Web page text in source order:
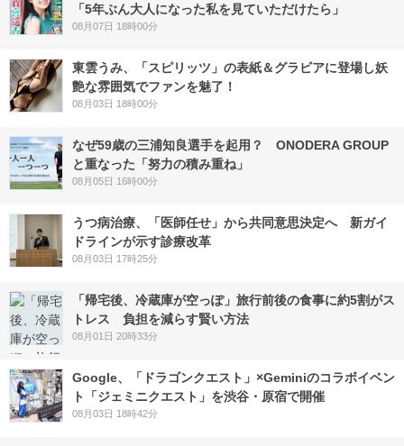
「5年ぶん大人になった私を見ていただけたら」
08月07日 18時00分
東雲うみ、「スピリッツ」の表紙＆グラビアに登場し妖
艶な雰囲気でファンを魅了！
08月03日 18時00分
なぜ59歳の三浦知良選手を起用？ ONODERA GROUP
と重なった「努力の積み重ね」
08月05日 16時00分
うつ病治療、「医師任せ」から共同意思決定へ 新ガイ
ドラインが示す診療改革
08月03日 17時25分
「帰宅後、冷蔵庫が空っぽ」旅行前後の食事に約5割がス
トレス 負担を減らす賢い方法
08月01日 20時33分
Google、「ドラゴンクエスト」×Geminiのコラボイベン
ト「ジェミニクエスト」を渋谷・原宿で開催
08月03日 18時42分